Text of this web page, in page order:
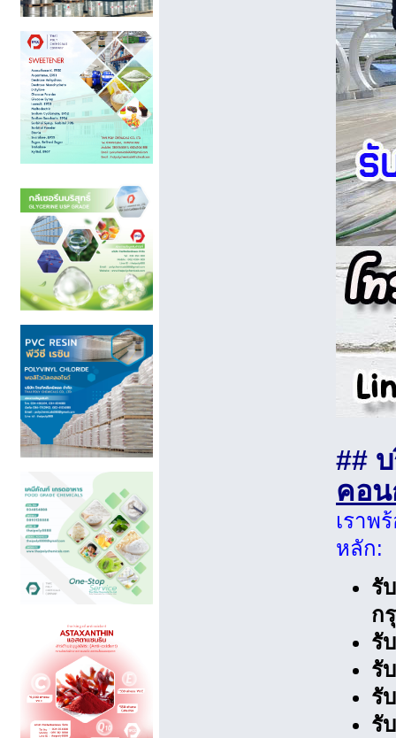
##
คอ
เราพ
หลัก:
รั
ก
รั
รั
รั
รั